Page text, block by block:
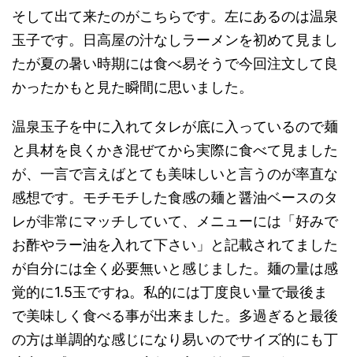
そして出て来たのがこちらです。左にあるのは温泉
玉子です。日高屋の汁なしラーメンを初めて見まし
たが夏の暑い時期には食べ易そうで今回注文して良
かったかもと見た瞬間に思いました。
温泉玉子を中に入れてタレが底に入っているので麺
と具材を良くかき混ぜてから実際に食べて見ました
が、一言で言えばとても美味しいと言うのが率直な
感想です。モチモチした食感の麺と醤油ベースのタ
レが非常にマッチしていて、メニューには「好みで
お酢やラー油を入れて下さい」と記載されてました
が自分には全く必要無いと感じました。麺の量は感
覚的に1.5玉ですね。私的には丁度良い量で最後ま
で美味しく食べる事が出来ました。多過ぎると最後
の方は単調的な感じになり易いのでサイズ的にも丁